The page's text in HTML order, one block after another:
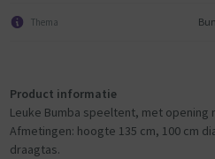
Thema
Product informatie
Leuke Bumba speeltent, met
Afmetingen: hoogte 135 cm, 100 cm
draagtas.